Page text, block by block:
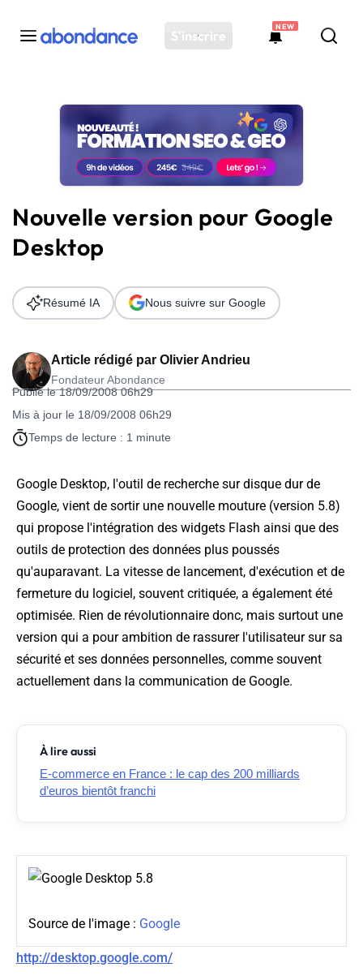
S'inscrire
NEW
Toutes les actus
Actus SEO
Plateforme
Solutions
Ressources
Audit SEO
Nouvelle version pour Google
Desktop
Article rédigé par Olivier Andrieu
Fondateur Abondance
Publié le 18/09/2008 06h29
Mis à jour le 18/09/2008 06h29
Temps de lecture : 1 minute
Résumé IA Nous suivre sur Google
Google Desktop, l'outil de recherche sur disque dur de
Google, vient de sortir une nouvelle mouture (version 5.8)
qui propose l'intégration des widgets Flash ainsi que des
outils de protection des données plus poussés
qu'auparavant. La vitesse de lancement, d'exécution et de
fermeture du logiciel, souvent critiquée, a également été
optimisée. Rien de révolutionnaire donc, mais surtout une
version qui a pour ambition de rassurer l'utilisateur sur sa
sécurité et ses données personnelles, comme souvent
actuellement dans la communication de Google.
À lire aussi
E-commerce en France : le cap des 200 milliards
d’euros bientôt franchi
Source de l'image : Google
http://desktop.google.com/